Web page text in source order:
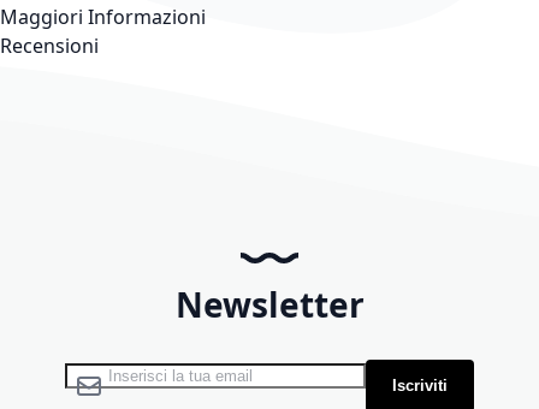
Maggiori Informazioni
Recensioni
Newsletter
Iscriviti alla nostra Newsletter: Iscriviti